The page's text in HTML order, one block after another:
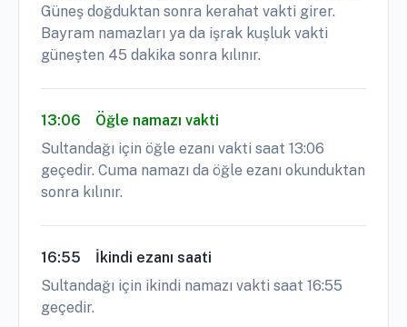
Güneş doğduktan sonra kerahat vakti girer.
Bayram namazları ya da işrak kuşluk vakti
güneşten 45 dakika sonra kılınır.
13:06
Öğle namazı vakti
Sultandağı için öğle ezanı vakti saat 13:06
geçedir. Cuma namazı da öğle ezanı okunduktan
sonra kılınır.
16:55
İkindi ezanı saati
Sultandağı için ikindi namazı vakti saat 16:55
geçedir.